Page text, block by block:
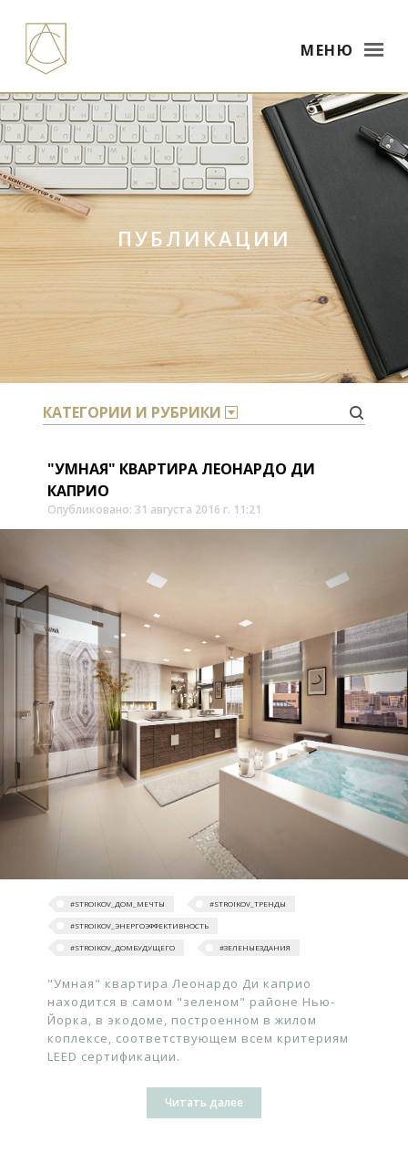
МЕНЮ
ПУБЛИКАЦИИ
КАТЕГОРИИ И РУБРИКИ
×
"УМНАЯ" КВАРТИРА ЛЕОНАРДО ДИ
КАПРИО
Опубликовано: 31 августа 2016 г. 11:21
#‎STROIKOV_ДОМ_МЕЧТЫ‬ #‎STROIKOV_ТРЕНДЫ‬
#STROIKOV_ЭНЕРГОЭФФЕКТИВНОСТЬ
#STROIKOV_ДОМБУДУЩЕГО #ЗЕЛЕНЫЕЗДАНИЯ
"Умная" квартира Леонардо Ди каприо
находится в самом "зеленом" районе Нью-
Йорка, в экодоме, построенном в жилом
коплексе, соответствующем всем критериям
LEED сертификации.
Читать далее